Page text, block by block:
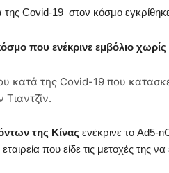
Covid-19 στον κόσμο
που ενέκρινε εμβόλιο χωρίς
κατά της Covid-19 που
της Κίνας ενέκρινε το Ad5-
που είδε τις μετοχές της